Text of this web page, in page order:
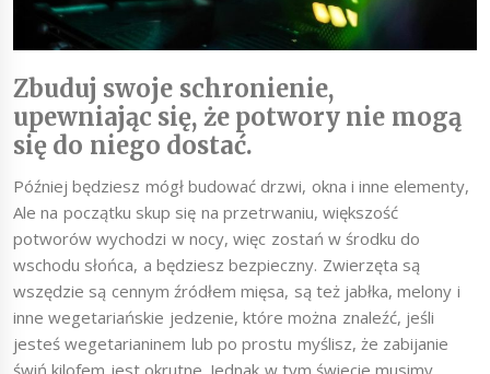
Zbuduj swoje schronienie,
upewniając się, że potwory nie mogą
się do niego dostać.
Później będziesz mógł budować drzwi, okna i inne elementy,
Ale na początku skup się na przetrwaniu, większość
potworów wychodzi w nocy, więc zostań w środku do
wschodu słońca, a będziesz bezpieczny. Zwierzęta są
wszędzie są cennym źródłem mięsa, są też jabłka, melony i
inne wegetariańskie jedzenie, które można znaleźć, jeśli
jesteś wegetarianinem lub po prostu myślisz, że zabijanie